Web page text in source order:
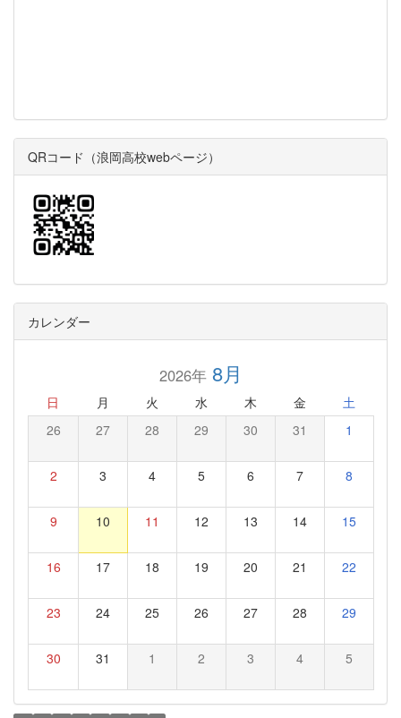
QRコード（浪岡高校webページ）
カレンダー
2026年8月
日 月 火 水 木 金 土
26 27 28 29 30 31 1
2 3 4 5 6 7 8
9 10 11 12 13 14 15
16 17 18 19 20 21 22
23 24 25 26 27 28 29
30 31 1 2 3 4 5